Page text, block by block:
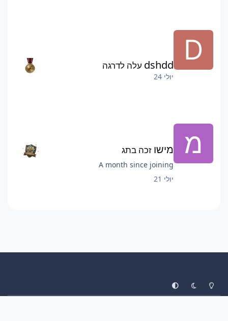
dshdd עלה לדרגה
יולי 24
מישו זכה בתג
A month since joining
יולי 21
Light Mode
Dark Mode
System Preference